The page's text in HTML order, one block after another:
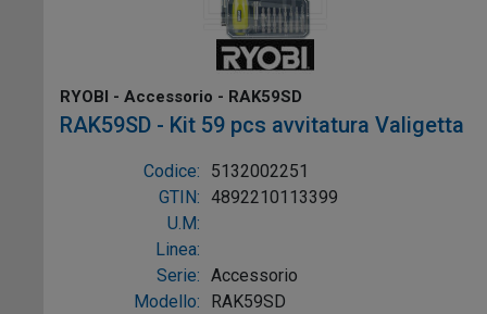
RYOBI - Accessorio - RAK59SD
RAK59SD - Kit 59 pcs avvitatura Valigetta
Codice:
5132002251
GTIN: 4892210113399
U.M:
Linea:
Serie: Accessorio
Modello:
RAK59SD